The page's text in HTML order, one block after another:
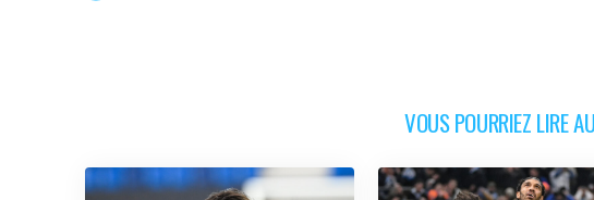
VOUS POURRIEZ LIRE